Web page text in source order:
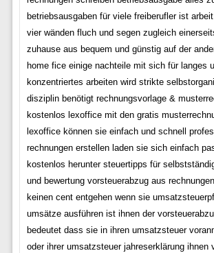
betriebsausgaben für viele freiberufler ist
vier wänden fluch und segen zugleich
zuhause aus bequem und günstig auf der
home fice einige nachteile mit sich für langes
konzentriertes arbeiten wird strikte
disziplin benötigt rechnungsvorlage &
kostenlos lexoffice mit den gratis
lexoffice können sie einfach und schnell
rechnungen erstellen laden sie sich einfach
kostenlos herunter steuertipps für
und bewertung vorsteuerabzug aus
keinen cent entgehen wenn sie
umsätze ausführen ist ihnen der
bedeutet dass sie in ihren umsatzsteuer
oder ihrer umsatzsteuer jahreserklärung ihnen